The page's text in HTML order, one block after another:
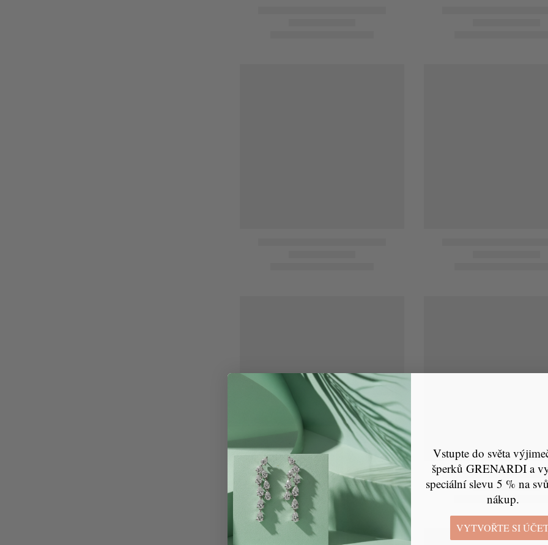
Vstupte do světa
šperků GRENARDI a
speciální slevu 5 % na
nákup.
VYTVOŘTE SI